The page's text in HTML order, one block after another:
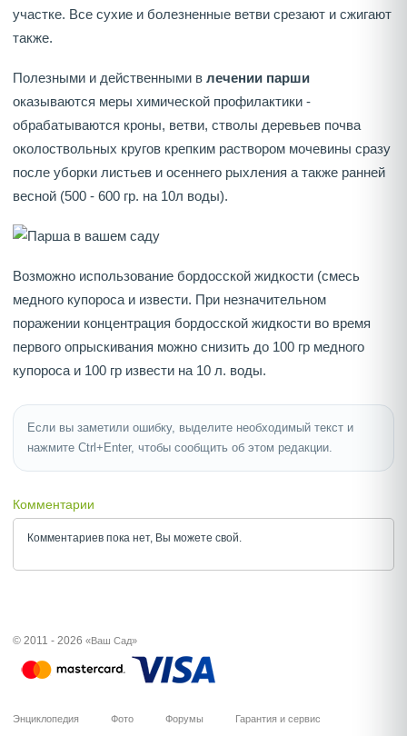
участке. Все сухие и болезненные ветви срезают и сжигают
также.
Полезными и действенными в лечении парши
оказываются меры химической профилактики -
обрабатываются кроны, ветви, стволы деревьев почва
околоствольных кругов крепким раствором мочевины сразу
после уборки листьев и осеннего рыхления а также ранней
весной (500 - 600 гр. на 10л воды).
Возможно использование бордосской жидкости (смесь
медного купороса и извести. При незначительном
поражении концентрация бордосской жидкости во время
первого опрыскивания можно снизить до 100 гр медного
купороса и 100 гр извести на 10 л. воды.
Если вы заметили ошибку, выделите необходимый текст и
нажмите Ctrl+Enter, чтобы сообщить об этом редакции.
Комментарии
Комментариев пока нет, Вы можете свой.
© 2011 - 2026 «Ваш Сад»
Энциклопедия Фото Форумы Гарантия и сервис